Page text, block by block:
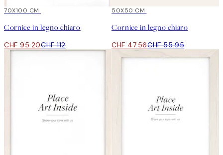
15%*
70X100 CM
Cornice in legno chiaro
CHF 95.20CHF 112
15%*
50X50 CM
Cornice in legno chiaro
CHF 47.56CHF 55.95